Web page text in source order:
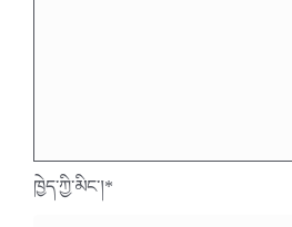
ཁྱེད་ཀྱི་མིང་།*